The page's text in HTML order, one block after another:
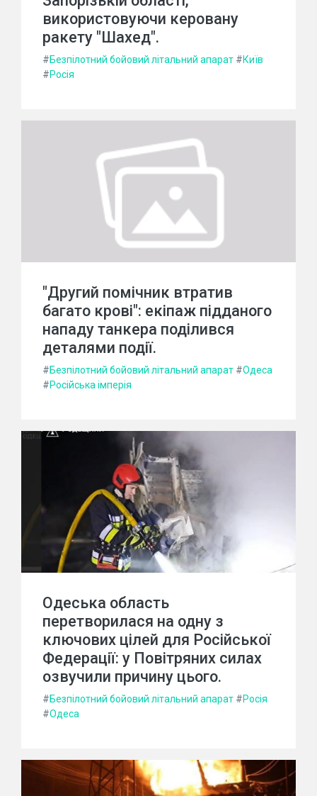
використовуючи керовану
ракету "Шахед".
#Безпілотний бойовий літальний апарат #Київ
#Росія
"Другий помічник втратив
багато крові": екіпаж підданого
нападу танкера поділився
деталями події.
#Безпілотний бойовий літальний апарат #Одеса
#Російська імперія
Одеська область
перетворилася на одну з
ключових цілей для Російської
Федерації: у Повітряних силах
озвучили причину цього.
#Безпілотний бойовий літальний апарат #Росія
#Одеса